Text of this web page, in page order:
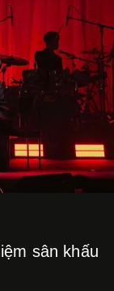
sân khấu